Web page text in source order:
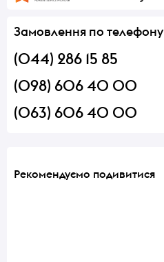
Замовлення по телефону
(044) 286 15 85
(098) 606 40 00
(063) 606 40 00
Рекомендуємо подивитися